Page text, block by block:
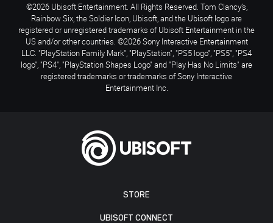
STORE
UBISOFT CONNECT
©2026 Ubisoft Entertainment. All Rights Reserved. Tom Clancy’s,
Rainbow Six, the Soldier Icon, Ubisoft, and the Ubisoft logo are
registered or unregistered trademarks of Ubisoft Entertainment in the
US and/or other countries. ©2026 Sony Interactive Entertainment
LLC. "PlayStation Family Mark", "PlayStation", "PS5 logo", "PS5", "PS4
logo", "PS4", "PlayStation Shapes Logo" and "Play Has No Limits" are
registered trademarks or trademarks of Sony Interactive
Entertainment Inc.